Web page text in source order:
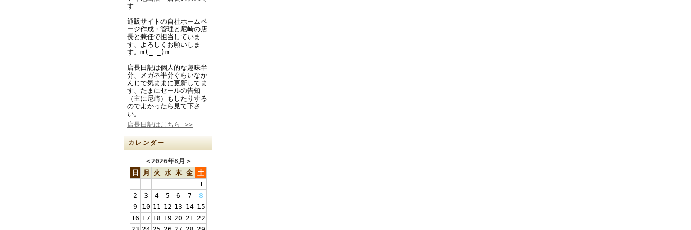
す
通販サイトの自社ホームペ
ージ作成・管理と尼崎の店
長と兼任で担当していま
す、よろしくお願いしま
す。m(_ _)m
店長日記は個人的な趣味半
分、メガネ半分ぐらいなか
んじで気ままに更新してま
す、たまにセールの告知
（主に尼崎）もしたりする
のでよかったら見て下さ
い。
店長日記はこちら >>
カレンダー
＜2026年8月 ＞
日
月 火 水 木 金 土
1
2
3 4 5 6 7
8
9
10 11 12 13 14 15
16 17 18 19 20 21 22